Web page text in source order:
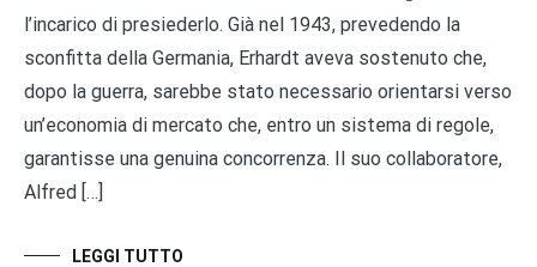
l’incarico di presiederlo. Già nel 1943, prevedendo la
sconfitta della Germania, Erhardt aveva sostenuto che,
dopo la guerra, sarebbe stato necessario orientarsi verso
un’economia di mercato che, entro un sistema di regole,
garantisse una genuina concorrenza. Il suo collaboratore,
Alfred […]
LEGGI TUTTO